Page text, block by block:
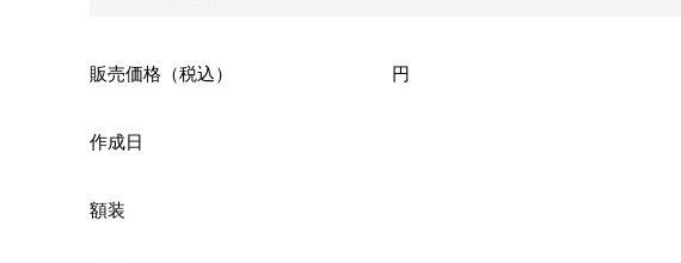
販売価格（税込） 円
作成日
額装